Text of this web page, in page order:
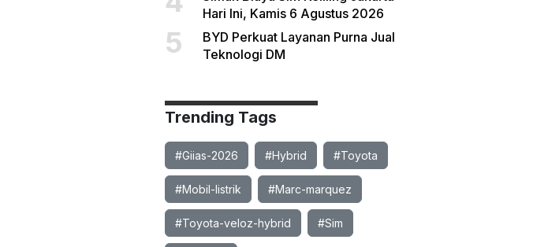
Hari Ini, Kamis 6 Agustus 2026
5
BYD Perkuat Layanan Purna Jual
Teknologi DM
Trending Tags
#Giias-2026 #Hybrid #Toyota
#Mobil-listrik #Marc-marquez
#Toyota-veloz-hybrid #Sim